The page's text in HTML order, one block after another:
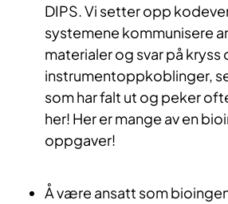
DIPS. Vi setter opp
systemene kommunisere
materialer og svar på kryss
instrumentoppkoblinger,
som har falt ut og peker
her! Her er mange av en
oppgaver!
Å være ansatt som